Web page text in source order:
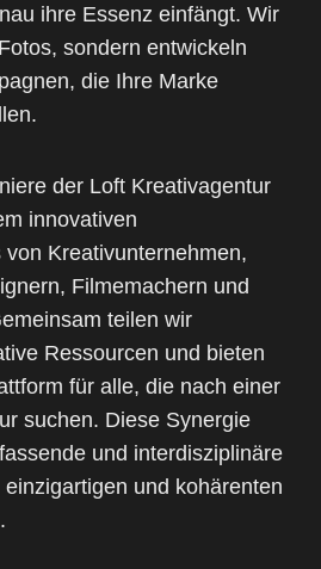
ihre Essenz einfängt. Wir
sondern entwickeln
die Ihre Marke
der Loft Kreativagentur
innovativen
Kreativunternehmen,
Filmemachern und
teilen wir
Ressourcen und bieten
für alle, die nach einer
suchen. Diese Synergie
und interdisziplinäre
und kohärenten